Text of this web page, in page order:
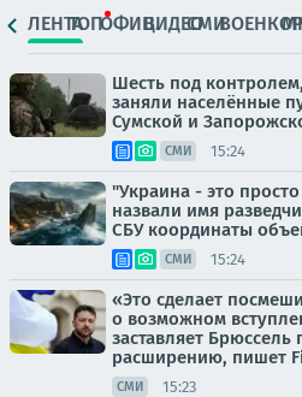
ЛЕНТАТОПОФИЦ.ВИДЕОСМИ
Шесть под
заняли населённые
Сумской и
СМИ 15:24
"Украина - это
назвали имя
СБУ координаты
СМИ 15:24
«Это сделает
о возможном
заставляет Брюссель
расширению, пишет
СМИ 15:23